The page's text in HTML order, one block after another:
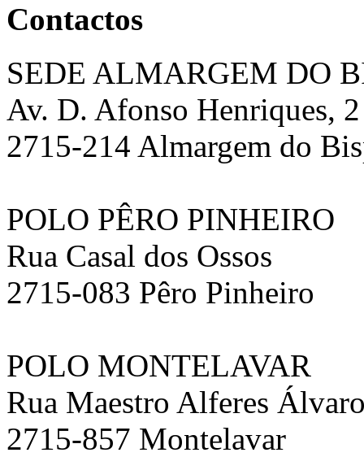
Contactos
SEDE ALMARGEM DO
Av. D. Afonso Henriques, 2
2715-214 Almargem do
POLO PÊRO PINHEIRO
Rua Casal dos Ossos
2715-083 Pêro Pinheiro
POLO MONTELAVAR
Rua Maestro Alferes
2715-857 Montelavar ‎